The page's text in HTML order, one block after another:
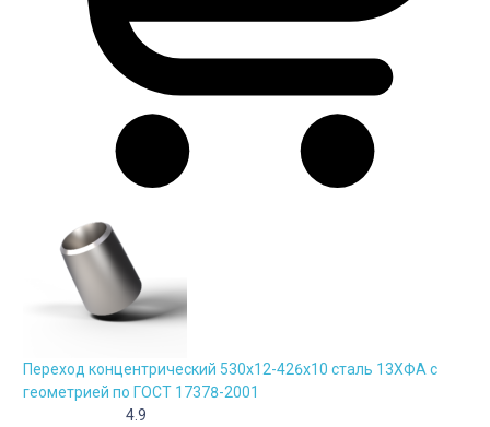
Переход концентрический 530х12-426х10 сталь 13ХФА с
геометрией по ГОСТ 17378-2001
4.9